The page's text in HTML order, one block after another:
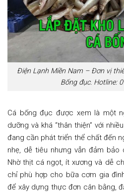
Điện Lạnh Miền Nam – Đơn vị
Bống đục. Hotline:
Cá bống đục được xem là một
dưỡng và khá “thân thiện” với
đang cần phát triển thể chất đến
nhẹ, dễ tiêu nhưng vẫn đảm bảo
Nhờ thịt cá ngọt, ít xương và dễ
chỉ phù hợp cho bữa cơm gia
để xây dựng thực đơn cân bằng,